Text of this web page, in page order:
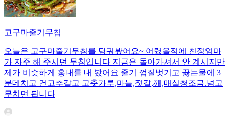
고구마줄기무침
오늘은 고구마줄기무침를 담궈봤어요~ 어렸을적에 친정엄마
가 자주 해 주시던 무침입니다 지금은 돌아가셔서 안 계시지만
제가 비슷하게 훙내를 내 봤어요 줄기 껍질벗기고 끓는물에 3
분데치고 건고추갈고 고춧가루,마늘,젓갈,깨,매실청조금.넘고
무치면 됩니다